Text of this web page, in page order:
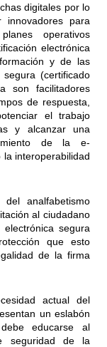
digitales por lo
para
operativos
electrónica
y de las
(certificado
son facilitadores
de respuesta,
el trabajo
y alcanzar una
de la e-
interoperabilidad
analfabetismo
al ciudadano
segura
que esto
de la firma
actual del
un eslabón
educarse al
seguridad de la